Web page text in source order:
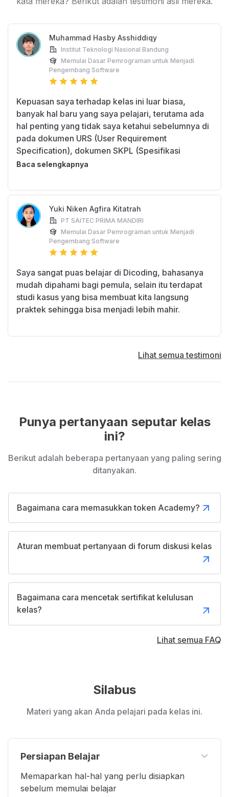
Muhammad Hasby Asshiddiqy
Institut Teknologi Nasional Bandung
Memulai Dasar Pemrograman untuk Menjadi
Pengembang Software
Kepuasan saya terhadap kelas ini luar biasa,
banyak hal baru yang saya pelajari, terutama ada
hal penting yang tidak saya ketahui sebelumnya di
pada dokumen URS (User Requirement
Specification), dokumen SKPL (Spesifikasi
Kebutuhan Perangkat Lunak), dan dokumentasi
Baca selengkapnya
Yuki Niken Agfira Kitatrah
PT SAITEC PRIMA MANDIRI
Memulai Dasar Pemrograman untuk Menjadi
Pengembang Software
Saya sangat puas belajar di Dicoding, bahasanya
mudah dipahami bagi pemula, selain itu terdapat
studi kasus yang bisa membuat kita langsung
praktek sehingga bisa menjadi lebih mahir.
Lihat semua testimoni
Punya pertanyaan seputar kelas
ini?
Berikut adalah beberapa pertanyaan yang paling sering
ditanyakan.
Bagaimana cara memasukkan token Academy?
Aturan membuat pertanyaan di forum diskusi kelas
Bagaimana cara mencetak sertifikat kelulusan
kelas?
Lihat semua FAQ
Silabus
Materi yang akan Anda pelajari pada kelas ini.
Persiapan Belajar
Memaparkan hal-hal yang perlu disiapkan
sebelum memulai belajar